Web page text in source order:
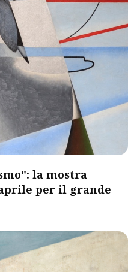
la mostra
per il grande